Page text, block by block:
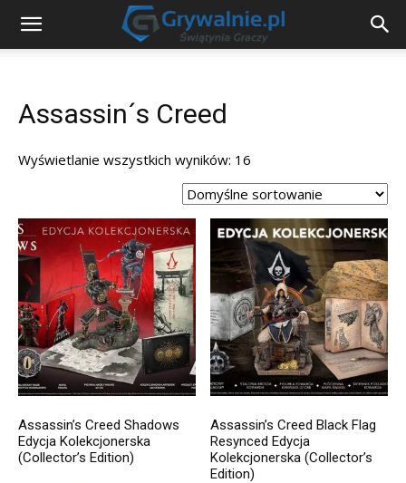
Assassin´s Creed
Wyświetlanie wszystkich wyników: 16
Assassin’s Creed Shadows
Edycja Kolekcjonerska
(Collector’s Edition)
Assassin’s Creed Black Flag
Resynced Edycja
Kolekcjonerska (Collector’s
Edition)